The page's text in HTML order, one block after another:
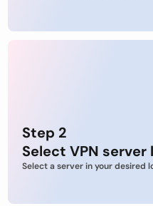
Step 2
Select VPN
Select a server in your desired